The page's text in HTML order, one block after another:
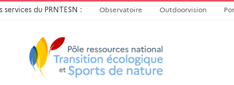
services du PRNTESN : Observatoire Outdoorvision